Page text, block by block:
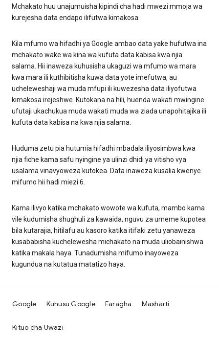
Mchakato huu unajumuisha kipindi cha hadi mwezi mmoja wa
kurejesha data endapo ilifutwa kimakosa.
Kila mfumo wa hifadhi ya Google ambao data yake hufutwa ina
mchakato wake wa kina wa kufuta data kabisa kwa njia
salama. Hii inaweza kuhusisha ukaguzi wa mfumo wa mara
kwa mara ili kuthibitisha kuwa data yote imefutwa, au
ucheleweshaji wa muda mfupi ili kuwezesha data iliyofutwa
kimakosa irejeshwe. Kutokana na hili, huenda wakati mwingine
ufutaji ukachukua muda wakati muda wa ziada unapohitajika ili
kufuta data kabisa na kwa njia salama.
Huduma zetu pia hutumia hifadhi mbadala iliyosimbwa kwa
njia fiche kama safu nyingine ya ulinzi dhidi ya vitisho vya
usalama vinavyoweza kutokea. Data inaweza kusalia kwenye
mifumo hii hadi miezi 6.
Kama ilivyo katika mchakato wowote wa kufuta, mambo kama
vile kudumisha shughuli za kawaida, nguvu za umeme kupotea
bila kutarajia, hitilafu au kasoro katika itifaki zetu yanaweza
kusababisha kuchelewesha michakato na muda uliobainishwa
katika makala haya. Tunadumisha mifumo inayoweza
kugundua na kutatua matatizo haya.
Google Kuhusu Google Faragha Masharti
Kituo cha Uwazi